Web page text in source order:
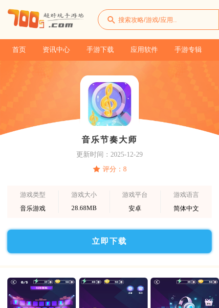
首页 资讯中心 手游下载 应用软件 手游专辑
音乐节奏大师
更新时间：2025-12-29
评分：8
游戏类型
音乐游戏
游戏大小
28.68MB
游戏平台
安卓
游戏语言
简体中文
立即下载